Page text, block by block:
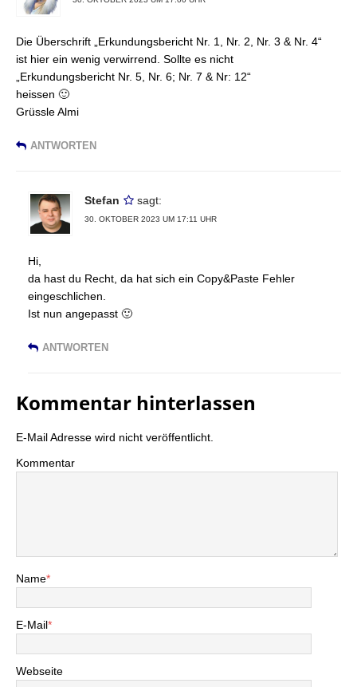
Die Überschrift „Erkundungsbericht Nr. 1, Nr. 2, Nr. 3 & Nr. 4“
ist hier ein wenig verwirrend. Sollte es nicht
„Erkundungsbericht Nr. 5, Nr. 6; Nr. 7 & Nr: 12“
heissen 🙂
Grüssle Almi
ANTWORTEN
Stefan sagt:
30. OKTOBER 2023 UM 17:11 UHR
Hi,
da hast du Recht, da hat sich ein Copy&Paste Fehler
eingeschlichen.
Ist nun angepasst 🙂
ANTWORTEN
Kommentar hinterlassen
E-Mail Adresse wird nicht veröffentlicht.
Kommentar
Name*
E-Mail*
Webseite